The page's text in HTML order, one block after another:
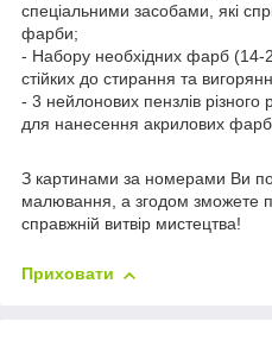
спеціальними засобами, які
фарби;
- Набору необхідних фарб (14-
стійких до стирання та
- 3 нейлонових пензлів різного
для нанесення акрилових
З картинами за номерами Ви
малювання, а згодом зможете
справжній витвір мистецтва!
Приховати